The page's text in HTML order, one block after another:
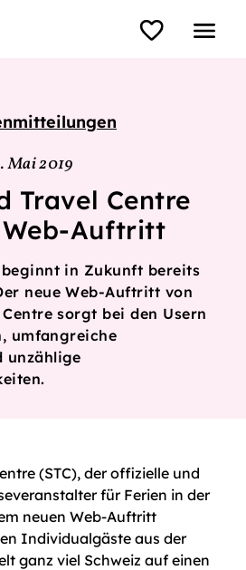
Mai 2019
Travel Centre
Auftritt
beginnt in Zukunft bereits
neue Web-Auftritt von
sorgt bei den Usern
umfangreiche
unzählige
(STC), der offizielle und
für Ferien in der
neuen Web-Auftritt
Individualgäste aus der
ganz viel Schweiz auf einen